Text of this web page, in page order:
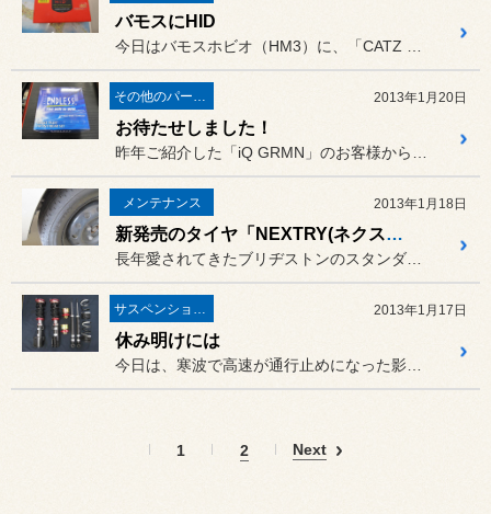
バモスにHID
2013年1月20日
お待たせしました！
メンテナンス 2013年1月18日
新発売のタイヤ「NEXTRY(ネクストリー)」
2013年1月17日
休み明けには
1 2 Next